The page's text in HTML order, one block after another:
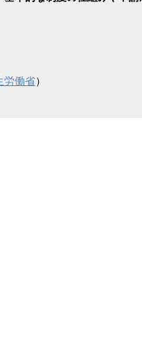
労働省）